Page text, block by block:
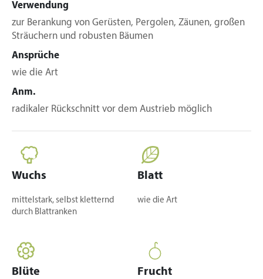
Verwendung
zur Berankung von Gerüsten, Pergolen, Zäunen, großen
Sträuchern und robusten Bäumen
Ansprüche
wie die Art
Anm.
radikaler Rückschnitt vor dem Austrieb möglich
Wuchs
mittelstark, selbst kletternd
durch Blattranken
Blatt
wie die Art
Blüte Frucht